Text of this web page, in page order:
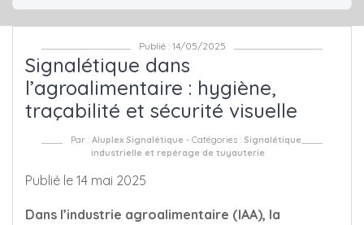
Publié : 14/05/2025
Signalétique dans
l’agroalimentaire : hygiène,
traçabilité et sécurité visuelle
Par : Aluplex Signalétique - Catégories : Signalétique
industrielle et repérage de tuyauterie
Publié le 14 mai 2025
Dans l’industrie agroalimentaire (IAA), la